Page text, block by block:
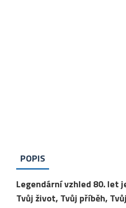
POPIS
Legendární vzhled 80. let
Tvůj život, Tvůj příběh,